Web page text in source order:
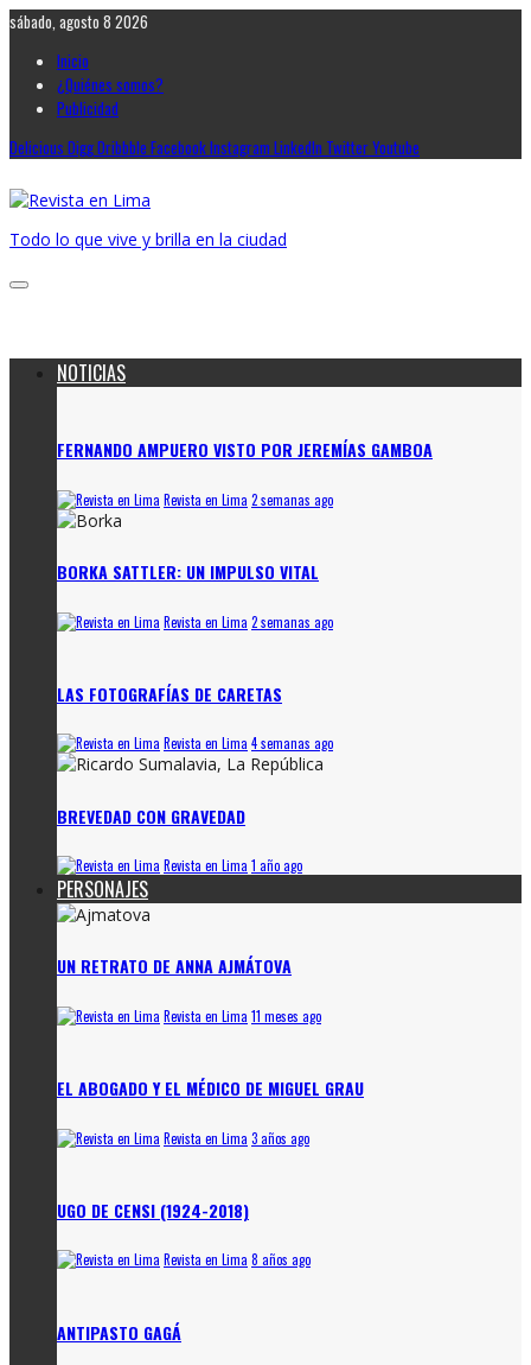
sábado, agosto 8 2026
Inicio
¿Quiénes somos?
Publicidad
Delicious DiggDribbble FacebookInstagram LinkedIn TwitterYoutube
Todo lo que vive y brilla en la ciudad
NOTICIAS
FERNANDO AMPUERO VISTO POR JEREMÍAS GAMBOA
Revista en Lima 2 semanas ago
BORKA SATTLER: UN IMPULSO VITAL
Revista en Lima 2 semanas ago
LAS FOTOGRAFÍAS DE CARETAS
Revista en Lima 4 semanas ago
BREVEDAD CON GRAVEDAD
Revista en Lima 1 año ago
PERSONAJES
UN RETRATO DE ANNA AJMÁTOVA
Revista en Lima 11 meses ago
EL ABOGADO Y EL MÉDICO DE MIGUEL GRAU
Revista en Lima 3 años ago
UGO DE CENSI (1924-2018)
Revista en Lima 8 años ago
ANTIPASTO GAGÁ